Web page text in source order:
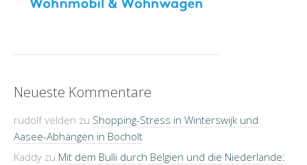
Neueste Kommentare
rudolf velden zu Shopping-Stress in Winterswijk und
Aasee-Abhängen in Bocholt
Kaddy zu Mit dem Bulli durch Belgien und die Niederlande: